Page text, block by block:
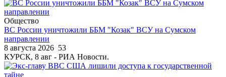
Общество
ВС России уничтожили ББМ "Козак" ВСУ на Сумском
направлении
8 августа 2026 53
КУРСК, 8 авг - РИА Новости.